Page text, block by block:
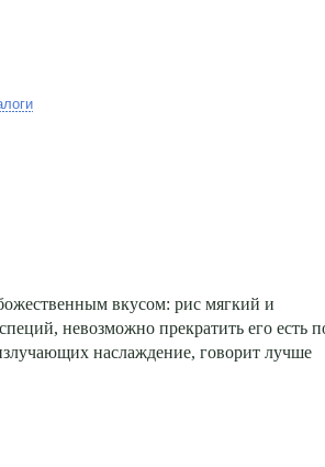
вкусом: рис мягкий и
невозможно прекратить его есть
наслаждение, говорит лучше